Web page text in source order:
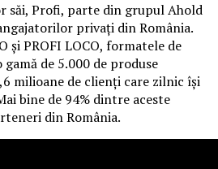
săi, Profi, parte din grupul Ahold
privați din România.
și PROFI LOCO, formatele de
de 5.000 de produse
milioane de clienți care zilnic își
bine de 94% dintre aceste
din România.